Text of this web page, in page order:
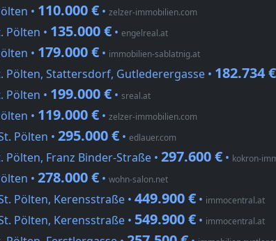
• 110.000 € • zelzer-immobilien.com
Pölten • 135.000 € • engelreal.at
• 179.000 € • immobilien-sablatnig.at
Pölten, Stattersdorf, Gutlederergasse • 182.734 €
Pölten • 199.000 € • sreal.at
• 119.000 € • zelzer-immobilien.com
Pölten • 295.000 € • edlauer.com
Pölten, Franz Binder-Straße • 297.600 € • kokron-
• 278.000 € • wohn-salon.net
Pölten, Kerensstraße • 449.900 € • immocentral.at
Pölten, Kerensstraße • 549.900 € • immocentral.at